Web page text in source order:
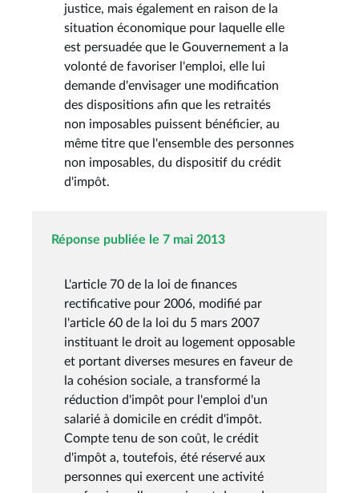
justice, mais également en raison de la
situation économique pour laquelle elle
est persuadée que le Gouvernement a la
volonté de favoriser l'emploi, elle lui
demande d'envisager une modification
des dispositions afin que les retraités
non imposables puissent bénéficier, au
même titre que l'ensemble des personnes
non imposables, du dispositif du crédit
d'impôt.
Réponse publiée le 7 mai 2013
L'article 70 de la loi de finances
rectificative pour 2006, modifié par
l'article 60 de la loi du 5 mars 2007
instituant le droit au logement opposable
et portant diverses mesures en faveur de
la cohésion sociale, a transformé la
réduction d'impôt pour l'emploi d'un
salarié à domicile en crédit d'impôt.
Compte tenu de son coût, le crédit
d'impôt a, toutefois, été réservé aux
personnes qui exercent une activité